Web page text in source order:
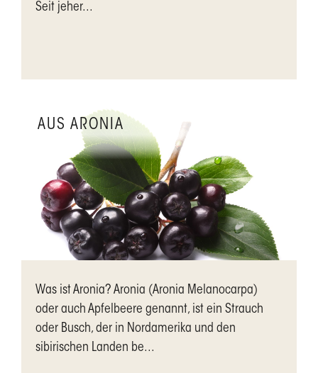
Seit jeher...
AUS ARONIA
Was ist Aronia? Aronia (Aronia Melanocarpa)
oder auch Apfelbeere genannt, ist ein Strauch
oder Busch, der in Nordamerika und den
sibirischen Landen be...